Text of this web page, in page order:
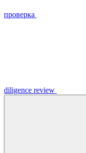
проверка
diligence review